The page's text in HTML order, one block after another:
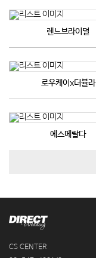
렌느브라이덜
로우케이x더뷸라
에스메랄다
CS CENTER